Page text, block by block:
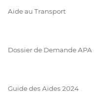
Aide au Transport
Dossier de Demande APA
Guide des Aides 2024